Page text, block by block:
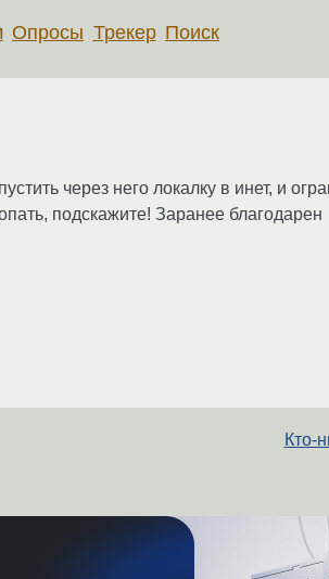
Опросы Трекер Поиск
через него локалку в инет, и
подскажите! Заранее благодарен
Кто-